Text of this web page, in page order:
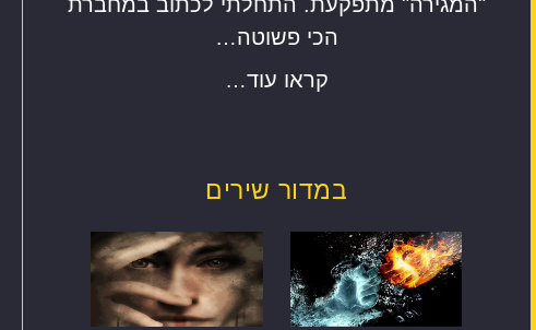
הכי פשוטה…
קראו עוד…
במדור שירים